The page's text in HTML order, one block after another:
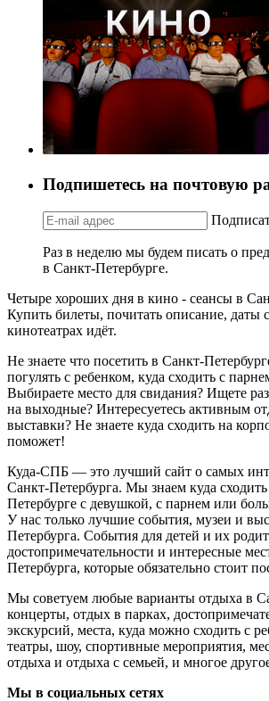
Подпишетесь на почтовую
Раз в неделю мы будем писать о
в Санкт-Петербурге.
Четыре хороших дня в кино - сеансы в
Купить билеты, почитать описание, даты
кинотеатрах идёт.
Не знаете что посетить в Санкт-
погулять с ребенком, куда сходить с
Выбираете место для свидания? Ищете
на выходные? Интересуетесь активным
выставки? Не знаете куда сходить на
поможет!
Куда-СПБ — это лучший сайт о самых
Санкт-Петербурга. Мы знаем куда
Петербурге с девушкой, с парнем или
У нас только лучшие события, музеи и
Петербурга. События для детей и их
достопримечательности и интересные
Петербурга, которые обязательно стоит
Мы советуем любые варианты отдыха в
концерты, отдых в парках,
экскурсий, места, куда можно сходить с
театры, шоу, спортивные мероприятия,
отдыха и отдыха с семьей, и многое
Мы в социальных сетях